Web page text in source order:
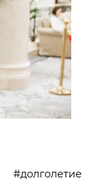
долголетие